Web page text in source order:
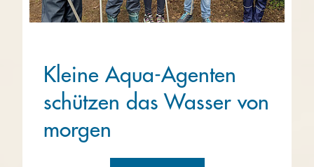
Kleine Aqua-Agenten
schützen das Wasser von
morgen